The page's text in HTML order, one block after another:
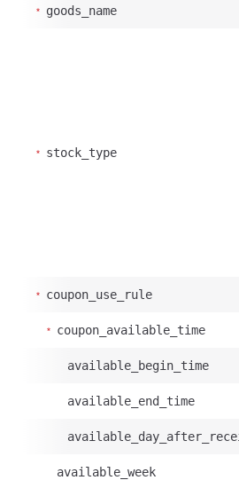
goods_name
stock_type
coupon_use_rule
coupon_available_time
available_begin_time
available_end_time
available_week